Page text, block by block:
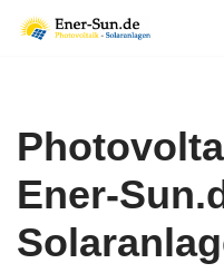
Ener-